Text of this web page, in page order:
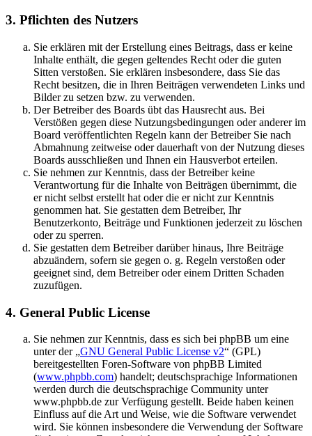
3. Pflichten des Nutzers
Sie erklären mit der Erstellung eines Beitrags, dass er keine
Inhalte enthält, die gegen geltendes Recht oder die guten
Sitten verstoßen. Sie erklären insbesondere, dass Sie das
Recht besitzen, die in Ihren Beiträgen verwendeten Links und
Bilder zu setzen bzw. zu verwenden.
Der Betreiber des Boards übt das Hausrecht aus. Bei
Verstößen gegen diese Nutzungsbedingungen oder anderer im
Board veröffentlichten Regeln kann der Betreiber Sie nach
Abmahnung zeitweise oder dauerhaft von der Nutzung dieses
Boards ausschließen und Ihnen ein Hausverbot erteilen.
Sie nehmen zur Kenntnis, dass der Betreiber keine
Verantwortung für die Inhalte von Beiträgen übernimmt, die
er nicht selbst erstellt hat oder die er nicht zur Kenntnis
genommen hat. Sie gestatten dem Betreiber, Ihr
Benutzerkonto, Beiträge und Funktionen jederzeit zu löschen
oder zu sperren.
Sie gestatten dem Betreiber darüber hinaus, Ihre Beiträge
abzuändern, sofern sie gegen o. g. Regeln verstoßen oder
geeignet sind, dem Betreiber oder einem Dritten Schaden
zuzufügen.
4. General Public License
Sie nehmen zur Kenntnis, dass es sich bei phpBB um eine
unter der „GNU General Public License v2“ (GPL)
bereitgestellten Foren-Software von phpBB Limited
(www.phpbb.com) handelt; deutschsprachige Informationen
werden durch die deutschsprachige Community unter
www.phpbb.de zur Verfügung gestellt. Beide haben keinen
Einfluss auf die Art und Weise, wie die Software verwendet
wird. Sie können insbesondere die Verwendung der Software